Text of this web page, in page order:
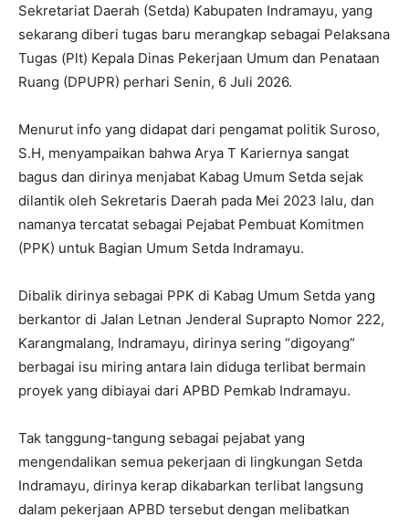
Sekretariat Daerah (Setda) Kabupaten Indramayu, yang
sekarang diberi tugas baru merangkap sebagai Pelaksana
Tugas (Plt) Kepala Dinas Pekerjaan Umum dan Penataan
Ruang (DPUPR) perhari Senin, 6 Juli 2026.
Menurut info yang didapat dari pengamat politik Suroso,
S.H, menyampaikan bahwa Arya T Kariernya sangat
bagus dan dirinya menjabat Kabag Umum Setda sejak
dilantik oleh Sekretaris Daerah pada Mei 2023 lalu, dan
namanya tercatat sebagai Pejabat Pembuat Komitmen
(PPK) untuk Bagian Umum Setda Indramayu.
Dibalik dirinya sebagai PPK di Kabag Umum Setda yang
berkantor di Jalan Letnan Jenderal Suprapto Nomor 222,
Karangmalang, Indramayu, dirinya sering “digoyang”
berbagai isu miring antara lain diduga terlibat bermain
proyek yang dibiayai dari APBD Pemkab Indramayu.
Tak tanggung-tangung sebagai pejabat yang
mengendalikan semua pekerjaan di lingkungan Setda
Indramayu, dirinya kerap dikabarkan terlibat langsung
dalam pekerjaan APBD tersebut dengan melibatkan